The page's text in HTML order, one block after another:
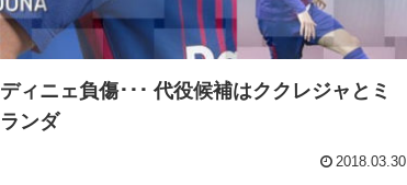
ディニェ負傷･･･ 代役候補はククレジャとミ
ランダ
2018.03.30